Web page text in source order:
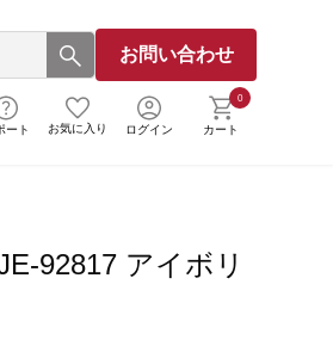
お問い合わせ
ート お気に入り ログイン
0
カート
92817 アイボリ